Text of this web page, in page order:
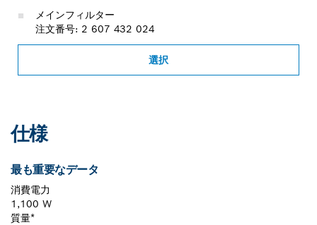
メインフィルター
注文番号: 2 607 432 024
選択
仕様
最も重要なデータ
消費電力
1,100 W
質量*